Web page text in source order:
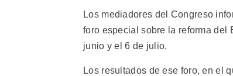
Los mediadores del Congreso
foro especial sobre la reforma del
junio y el 6 de julio.
Los resultados de ese foro, en el